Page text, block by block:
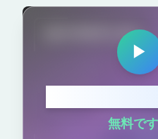
spruted.com
▶
無料です